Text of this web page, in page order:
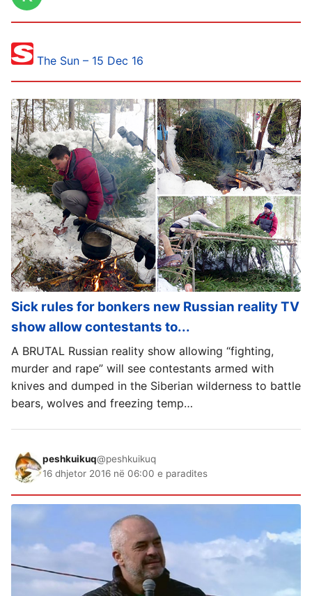
The Sun – 15 Dec 16
Sick rules for bonkers new Russian reality TV
show allow contestants to...
A BRUTAL Russian reality show allowing “fighting,
murder and rape” will see contestants armed with
knives and dumped in the Siberian wilderness to battle
bears, wolves and freezing temp…
peshkuikuq@peshkuikuq
16 dhjetor 2016 në 06:00 e paradites